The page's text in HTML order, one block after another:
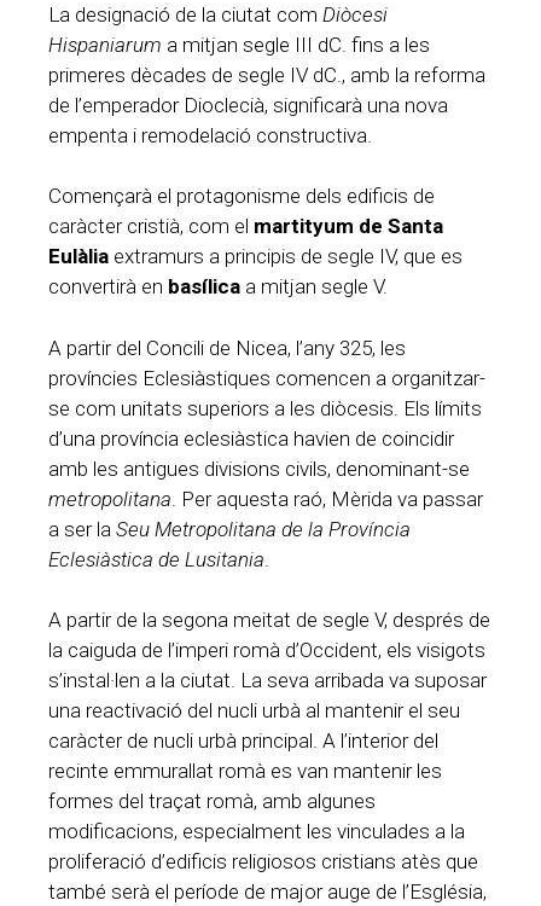
La designació de la ciutat com Diòcesi
Hispaniarum a mitjan segle III dC. fins a les
primeres dècades de segle IV dC., amb la reforma
de l’emperador Dioclecià, significarà una nova
empenta i remodelació constructiva.
Començarà el protagonisme dels edificis de
caràcter cristià, com el martityum de Santa
Eulàlia extramurs a principis de segle IV, que es
convertirà en basílica a mitjan segle V.
A partir del Concili de Nicea, l’any 325, les
províncies Eclesiàstiques comencen a organitzar-
se com unitats superiors a les diòcesis. Els límits
d’una província eclesiàstica havien de coincidir
amb les antigues divisions civils, denominant-se
metropolitana . Per aquesta raó, Mèrida va passar
a ser la Seu Metropolitana de la Província
Eclesiàstica de Lusitania
A partir de la segona meitat de segle V, després de
la caiguda de l’imperi romà d’Occident, els visigots
s’instal·len a la ciutat. La seva arribada va suposar
una reactivació del nucli urbà al mantenir el seu
caràcter de nucli urbà principal. A l’interior del
recinte emmurallat romà es van mantenir les
formes del traçat romà, amb algunes
modificacions, especialment les vinculades a la
proliferació d’edificis religiosos cristians atès que
també serà el període de major auge de l’Església,